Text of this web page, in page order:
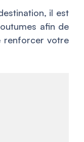
il est
afin de
renforcer votre